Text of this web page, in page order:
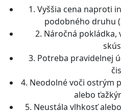
1. Vyššia cena naproti
podobného druhu
2. Náročná pokládka,
3. Potreba pravidelnej
4. Neodolné voči ostrým
alebo
5. Neustála vlhkosť